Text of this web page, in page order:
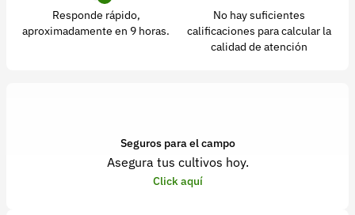
Responde rápido,
aproximadamente en 9 horas.
No hay suficientes
calificaciones para calcular la
calidad de atención
Seguros para el campo
Asegura tus cultivos hoy.
Click aquí